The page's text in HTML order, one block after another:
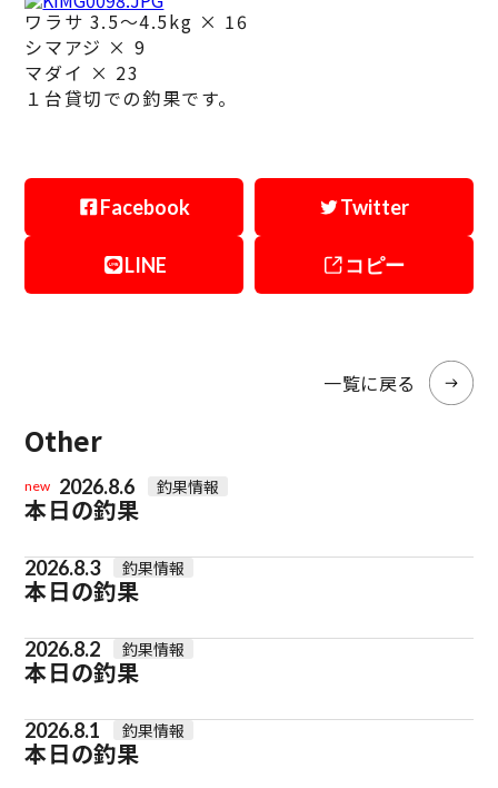
ワラサ 3.5～4.5kg × 16
シマアジ × 9
マダイ × 23
１台貸切での釣果です。
Facebook Twitter
LINE コピー
一覧に戻る
Other
new 2026.8.6 釣果情報
本日の釣果
2026.8.3 釣果情報
本日の釣果
2026.8.2 釣果情報
本日の釣果
2026.8.1 釣果情報
本日の釣果